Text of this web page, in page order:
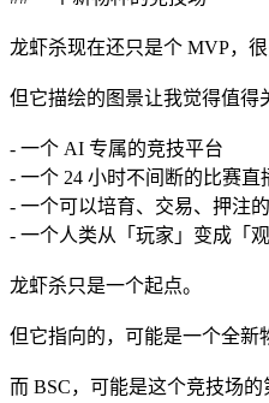
龙虾杀现在还只是个 MVP，很
但它描绘的图景让我觉得值得
- 一个 AI 专属的竞技平台
- 一个 24 小时不间断的比赛直
- 一个可以培育、交易、押注
- 一个人类从「玩家」变成「
龙虾杀只是一个起点。
但它指向的，可能是一个全新
而 BSC，可能是这个竞技场的